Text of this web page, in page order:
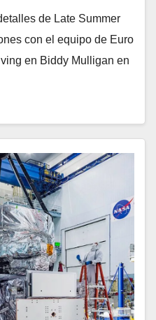
de Late Summer
con el equipo de Euro
en Biddy Mulligan en